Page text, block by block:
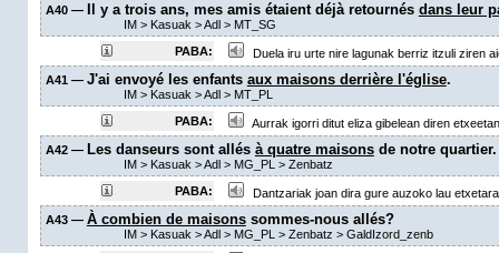
A40 —
Il y a trois ans, mes amis étaient déjà retournés dans leur
IM> Kasuak >Adl> MT_SG
PABA:
Duela iru urte nire lagunak berriz itzuli ziren
A41 — J'ai envoyé les enfants aux maisons derrière l'église.
IM> Kasuak >Adl> MT_PL
PABA:
Aurrak igorri ditut eliza gibelean diren
A42 — Les danseurs sont allés à quatre maisonsde notre quartier.
IM> Kasuak >Adl> MG_PL > Zenbatz
PABA:
Dantzariak joan dira gure auzoko lau
A43 — À combien de maisonssommes-nous allés?
IM> Kasuak >Adl> MG_PL > Zenbatz > GaldIzord_zenb